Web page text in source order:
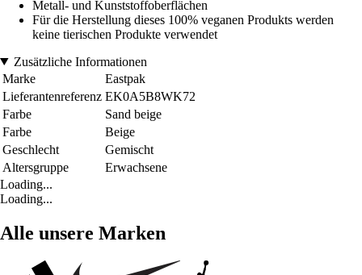
Metall- und Kunststoffoberflächen
Für die Herstellung dieses 100% veganen Produkts werden
keine tierischen Produkte verwendet
Zusätzliche Informationen
Marke
Eastpak
Lieferantenreferenz EK0A5B8WK72
Farbe
Sand beige
Farbe
Beige
Geschlecht
Gemischt
Altersgruppe
Erwachsene
Loading...
Loading...
Alle unsere Marken